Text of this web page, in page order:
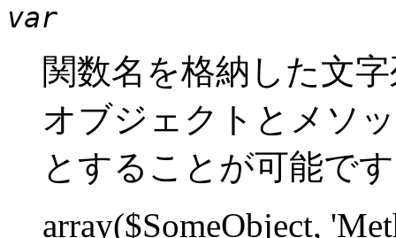
var
関数名を格納した文
オブジェクトとメソ
とすることが可能で
array($SomeObject,